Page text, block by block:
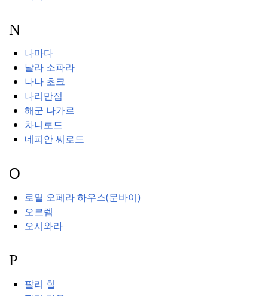
N
나마다
날라 소파라
나나 초크
나리만점
해군 나가르
차니로드
네피안 씨로드
O
로열 오페라 하우스(문바이)
오르렘
오시와라
P
팔리 힐